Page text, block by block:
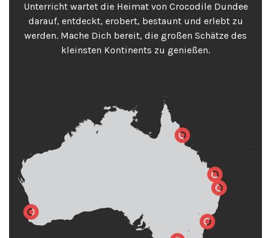
Unterricht wartet die Heimat von Crocodile Dundee
darauf, entdeckt, erobert, bestaunt und erlebt zu
werden. Mache Dich bereit, die großen Schätze des
kleinsten Kontinents zu genießen.